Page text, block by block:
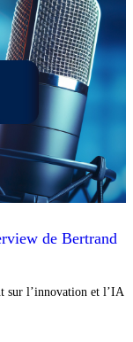
de Bertrand
sur l’innovation et l’IA